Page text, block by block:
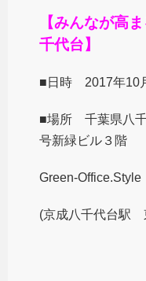
【みんなが高
千代台】
■日時 2017年10
■場所 千葉県八千
号新緑ビル３階
Green-Office.Style
(京成八千代台駅